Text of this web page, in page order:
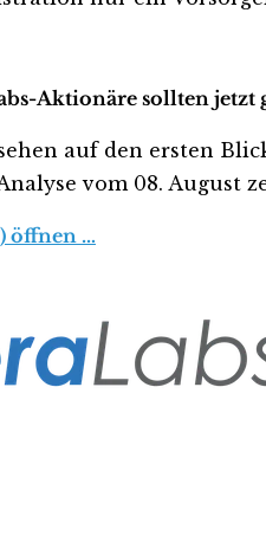
Aktionäre sollten jetzt
auf den ersten
vom 08. August
öffnen …